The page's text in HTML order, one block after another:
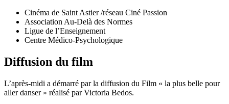
Cinéma de Saint Astier /réseau Ciné Passion
Association Au-Delà des Normes
Ligue de l’Enseignement
Centre Médico-Psychologique
Diffusion du film
L’après-midi a démarré par la diffusion du Film « la plus belle pour
aller danser » réalisé par Victoria Bedos.